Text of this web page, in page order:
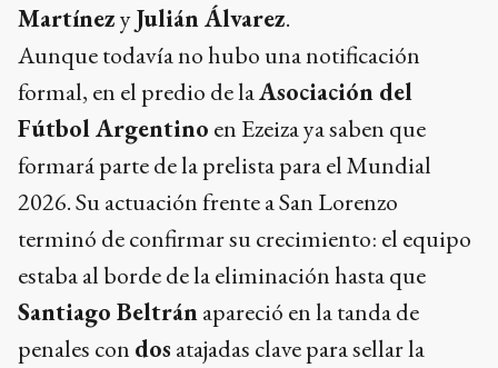
MartínezyJulián Álvarez.
Aunque todavía no hubo una notificación
formal, en el predio de laAsociación del
Fútbol Argentino en Ezeiza ya saben que
formará parte de la prelista para el Mundial
2026. Su actuación frente a San Lorenzo
terminó de confirmar su crecimiento: el equipo
estaba al borde de la eliminación hasta que
Santiago Beltránapareció en la tanda de
penales con dos atajadas clave para sellar la